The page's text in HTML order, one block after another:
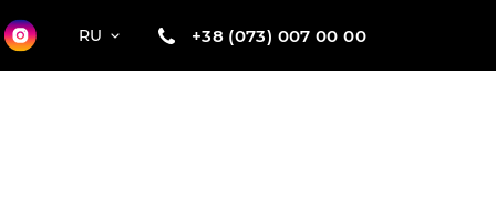
RU +38 (073) 007 00 00